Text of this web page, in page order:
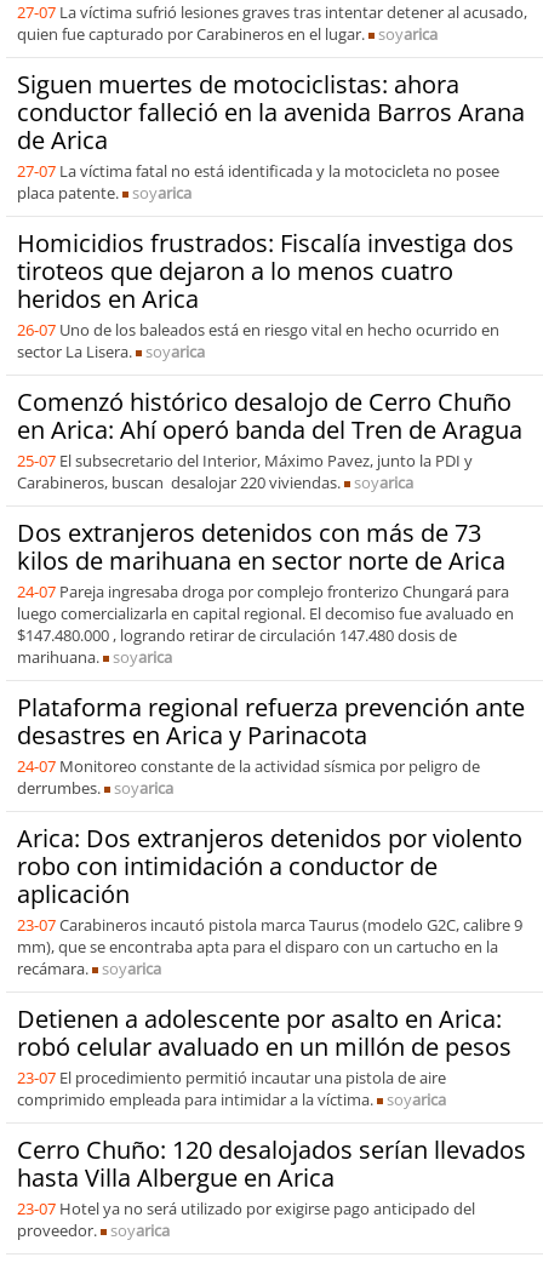
27-07 La víctima sufrió lesiones graves tras intentar detener al acusado,
quien fue capturado por Carabineros en el lugar.
soyarica
Siguen muertes de motociclistas: ahora
conductor falleció en la avenida Barros Arana
de Arica
27-07 La víctima fatal no está identificada y la motocicleta no posee
placa patente.
soyarica
Homicidios frustrados: Fiscalía investiga dos
tiroteos que dejaron a lo menos cuatro
heridos en Arica
26-07 Uno de los baleados está en riesgo vital en hecho ocurrido en
sector La Lisera.
soyarica
Comenzó histórico desalojo de Cerro Chuño
en Arica: Ahí operó banda del Tren de Aragua
25-07 El subsecretario del Interior, Máximo Pavez, junto la PDI y
Carabineros, buscan desalojar 220 viviendas.
soyarica
Dos extranjeros detenidos con más de 73
kilos de marihuana en sector norte de Arica
24-07 Pareja ingresaba droga por complejo fronterizo Chungará para
luego comercializarla en capital regional. El decomiso fue avaluado en
$147.480.000 , logrando retirar de circulación 147.480 dosis de
marihuana.
soyarica
Plataforma regional refuerza prevención ante
desastres en Arica y Parinacota
24-07 Monitoreo constante de la actividad sísmica por peligro de
derrumbes.
soyarica
Arica: Dos extranjeros detenidos por violento
robo con intimidación a conductor de
aplicación
23-07Carabineros incautó pistola marca Taurus (modelo G2C, calibre 9
mm), que se encontraba apta para el disparo con un cartucho en la
recámara.
soyarica
Detienen a adolescente por asalto en Arica:
robó celular avaluado en un millón de pesos
23-07 El procedimiento permitió incautar una pistola de aire
comprimido empleada para intimidar a la víctima.
soyarica
Cerro Chuño: 120 desalojados serían llevados
hasta Villa Albergue en Arica
23-07 Hotel ya no será utilizado por exigirse pago anticipado del
proveedor.
soyarica